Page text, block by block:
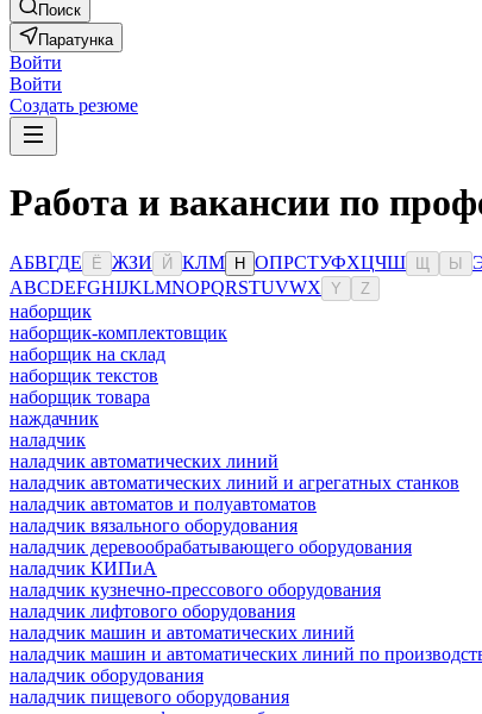
Поиск
Паратунка
Войти
Войти
Создать резюме
Работа и вакансии по
АБВГДЕ Ё ЖЗИ Й КЛМ Н ОПРСТУФХЦЧШ Ы
ABCDEFGHIJKLMNOPQRSTUVWX Y Z
наборщик
наборщик-комплектовщик
наборщик на склад
наборщик текстов
наборщик товара
наждачник
наладчик
наладчик автоматических линий
наладчик автоматических линий и агрегатных станков
наладчик автоматов и полуавтоматов
наладчик вязального оборудования
наладчик деревообрабатывающего оборудования
наладчик КИПиА
наладчик кузнечно-прессового оборудования
наладчик лифтового оборудования
наладчик машин и автоматических линий
наладчик машин и автоматических линий по
наладчик оборудования
наладчик пищевого оборудования